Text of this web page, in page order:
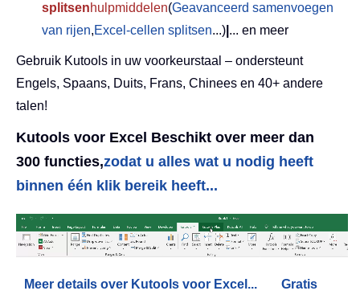
splitsenhulpmiddelen(Geavanceerd samenvoegen
van rijen,Excel-cellen splitsen...) ... en meer
Gebruik Kutools in uw voorkeurstaal – ondersteunt
Engels, Spaans, Duits, Frans, Chinees en 40+ andere
talen!
Kutools voor Excel Beschikt over meer dan
300 functies,zodat u alles wat u nodig heeft
binnen één klik bereik heeft...
Meer details over Kutools voor Excel...
Gratis